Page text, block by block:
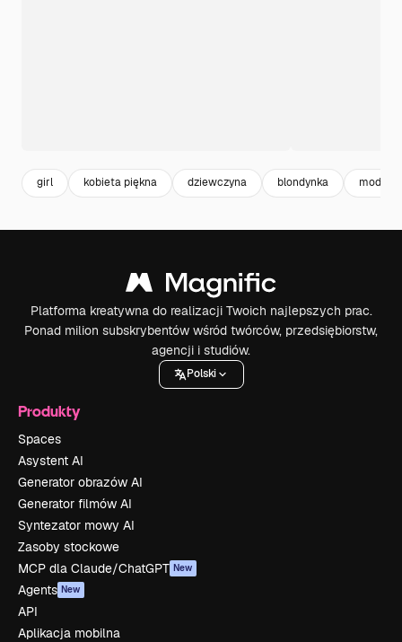
girl kobieta piękna dziewczyna blondynka modelka
Platforma kreatywna do realizacji Twoich najlepszych prac.
Ponad milion subskrybentów wśród twórców, przedsiębiorstw,
agencji i studiów.
Polski
Produkty
Spaces
Asystent AI
Generator obrazów AI
Generator filmów AI
Syntezator mowy AI
Zasoby stockowe
MCP dla Claude/ChatGPT New
Agents New
API
Aplikacja mobilna